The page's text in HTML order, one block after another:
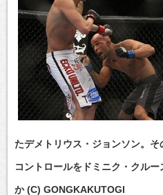
たデメトリウス・ジョンソン。
コントロールをドミニク・クル
か (C) GONGKAKUTOGI